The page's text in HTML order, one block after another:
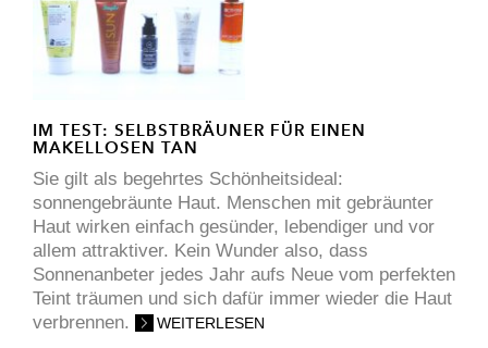
IM TEST: SELBSTBRÄUNER FÜR EINEN
MAKELLOSEN TAN
Sie gilt als begehrtes Schönheitsideal:
sonnengebräunte Haut. Menschen mit gebräunter
Haut wirken einfach gesünder, lebendiger und vor
allem attraktiver. Kein Wunder also, dass
Sonnenanbeter jedes Jahr aufs Neue vom perfekten
Teint träumen und sich dafür immer wieder die Haut
verbrennen.
WEITERLESEN